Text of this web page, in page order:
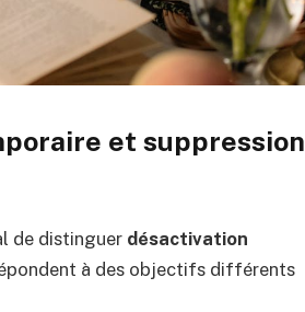
et suppression
de distinguer désactivation
à des objectifs différents